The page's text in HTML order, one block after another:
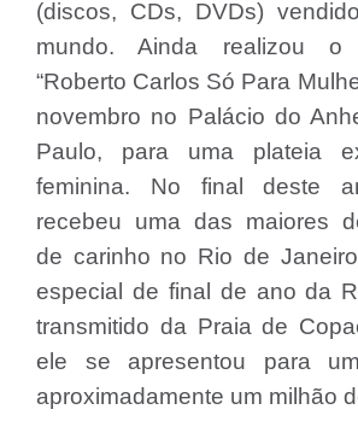
(discos, CDs, DVDs)
mundo. Ainda realizou o
“Roberto Carlos Só Para
novembro no Palácio do
Paulo, para uma plateia
feminina. No final deste
recebeu uma das maiores
de carinho no Rio de
especial de final de ano da
transmitido da Praia de
ele se apresentou para
aproximadamente um milhão